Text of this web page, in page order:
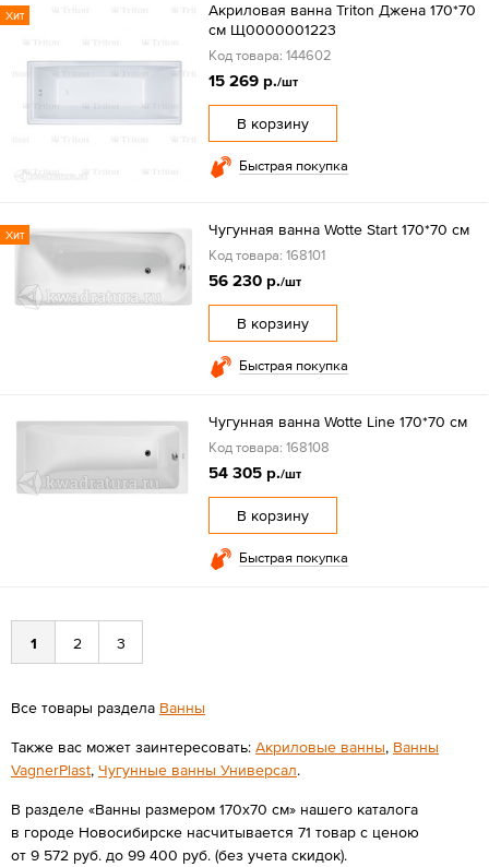
Хит
Акриловая ванна Triton Джена 170*70
см Щ0000001223
Код товара: 144602
15 269 р./шт
В корзину
Быстрая покупка
Хит Чугунная ванна Wotte Start 170*70 см
Код товара: 168101
56 230 р./шт
В корзину
Быстрая покупка
Чугунная ванна Wotte Line 170*70 см
Код товара: 168108
54 305 р./шт
В корзину
Быстрая покупка
1 2 3
Все товары раздела Ванны
Также вас может заинтересовать: Акриловые ванны, Ванны
VagnerPlast, Чугунные ванны Универсал.
В разделе «Ванны размером 170х70 см» нашего каталога
в городе Новосибирске насчитывается 71 товар с ценою
от 9 572 руб. до 99 400 руб. (без учета скидок).